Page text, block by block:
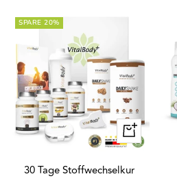
SPARE 20%
Schnellansicht
30 Tage Stoffwechselkur